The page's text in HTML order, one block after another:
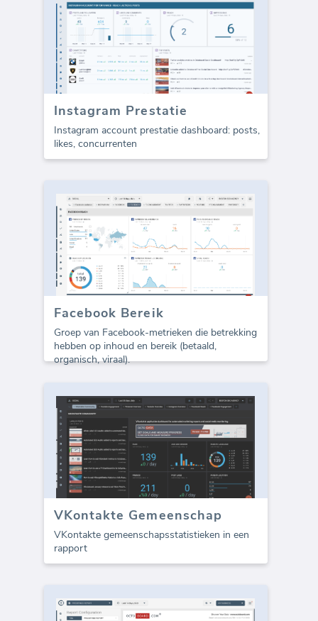
Instagram Prestatie
Instagram account prestatie dashboard: posts,
likes, concurrenten
Facebook Bereik
Groep van Facebook-metrieken die betrekking
hebben op inhoud en bereik (betaald,
organisch, viraal).
VKontakte Gemeenschap
VKontakte gemeenschapsstatistieken in een
rapport